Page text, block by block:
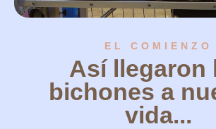
EL COMIENZO
Así llegaron
bichones a
vida...